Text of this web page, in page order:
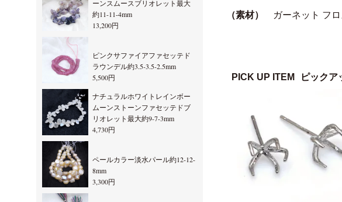
（素材） ガーネット フロ
PICK UP ITEM ピックア
ーンスムースブリオレット最大
約11-11-4mm
13,200円
ピンクサファイアファセッテド
ラウンデル約3.5-3.5-2.5mm
5,500円
ナチュラルホワイトレインボー
ムーンストーンファセッテドブ
リオレット最大約9-7-3mm
4,730円
ペールカラー淡水パール約12-12-
8mm
3,300円